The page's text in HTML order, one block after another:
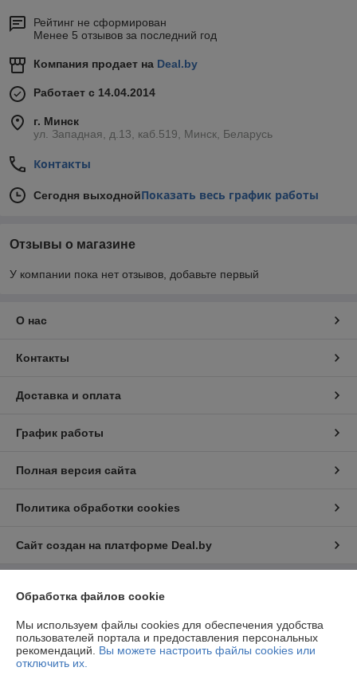
Рейтинг не сформирован
Менее 5 отзывов за последний год
Компания продает на Deal.by
Работает с 14.04.2014
г. Минск
ул. Западная, д.13, каб.519, Минск, Беларусь
Контакты
Сегодня выходнойПоказать весь график работы
Отзывы о магазине
У компании пока нет отзывов, добавьте первый
О нас
Контакты
Доставка и оплата
График работы
Полная версия сайта
Политика обработки cookies
Сайт создан на платформе Deal.by
Информация для покупателя
Юридическое лицо:ООО «ФилФар Технолоджи»
220036, г. Минск, ул. Западная, д.13, к.519
Регистрационный номер ЕГР: 192123248
Обработка файлов cookie
Мы используем файлы cookies для обеспечения удобства
пользователей портала и предоставления персональных
рекомендаций. Вы можете настроить файлы cookies или
отключить их.